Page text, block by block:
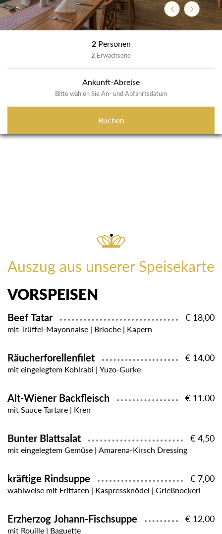
ZurückWeiter
2 Personen
2 Erwachsene
Ankunft-Abreise
Bitte wählen Sie An- und Abfahrtsdatum
Buchen
Auszug aus unserer Speisekarte
VORSPEISEN
Beef Tatar € 18,00
mit Trüffel-Mayonnaise | Brioche | Kapern
Räucherforellenfilet € 14,00
mit eingelegtem Kohlrabi | Yuzo-Gurke
Alt-Wiener Backfleisch € 11,00
mit Sauce Tartare | Kren
Bunter Blattsalat € 4,50
mit eingelegtem Gemüse | Amarena-Kirsch Dressing
kräftige Rindsuppe € 7,00
wahlweise mit Frittaten | Kaspressknödel | Grießnockerl
Erzherzog Johann-Fischsuppe € 12,00
mit Rouille | Baguette